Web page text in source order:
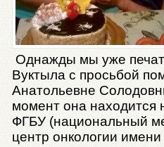
Однажды мы уже
Вуктыла с просьбой
Анатольевне
момент она находится
ФГБУ (национальный
центр онкологии